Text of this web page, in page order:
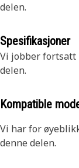
delen.
Spesifikasjoner
Vi jobber fortsatt
delen.
Kompatible
Vi har for
denne delen.